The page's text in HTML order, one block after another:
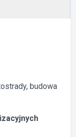
budowa